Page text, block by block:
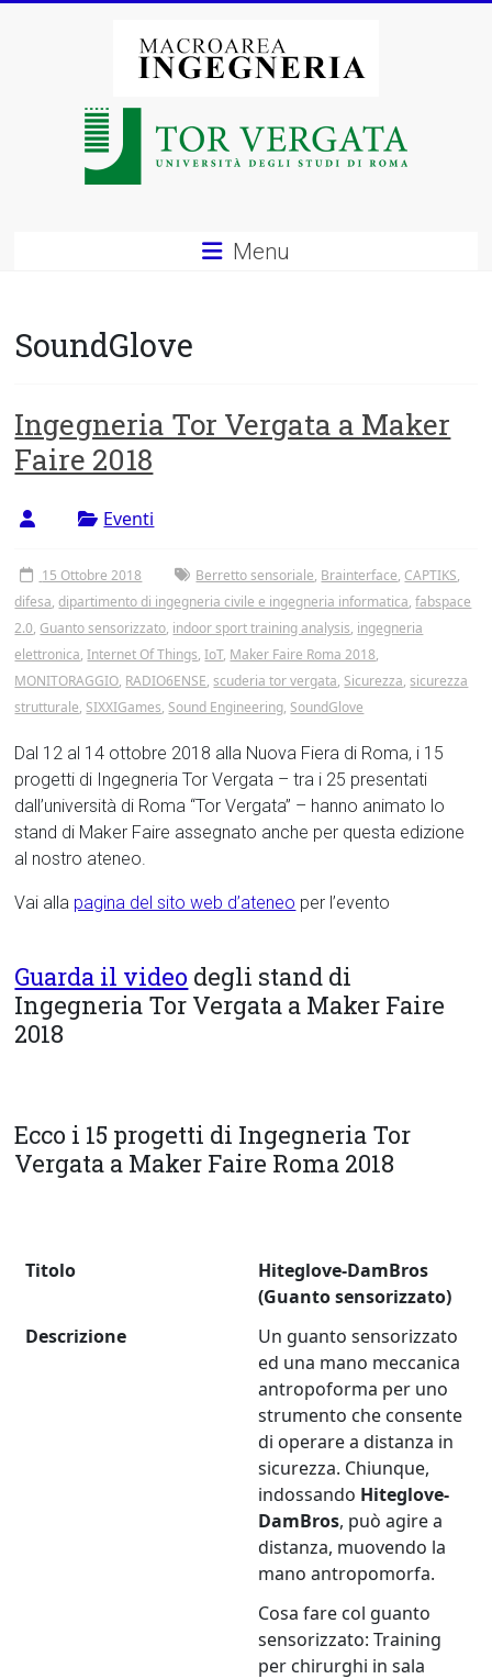
Macroarea
degli
di
Roma
Tor
Vergata
Menu
SoundGlove
Ingegneria Tor Vergata a Maker
Faire 2018
Eventi
15 Ottobre 2018 Berretto sensoriale, Brainterface, CAPTIKS,
difesa,dipartimento di ingegneria civile e ingegneria informatica,fabspace
2.0, Guanto sensorizzato, indoor sport training analysis, ingegneria
elettronica,Internet Of Things,IoT, Maker Faire Roma 2018,
MONITORAGGIO, RADIO6ENSE,scuderia tor vergata, Sicurezza,sicurezza
strutturale, SIXXIGames, Sound Engineering, SoundGlove
Dal 12 al 14 ottobre 2018 alla Nuova Fiera di Roma, i 15
progetti di Ingegneria Tor Vergata – tra i 25 presentati
dall’università di Roma “Tor Vergata” – hanno animato lo
stand di Maker Faire assegnato anche per questa edizione
al nostro ateneo.
Vai alla pagina del sito web d’ateneo per l’evento
Guarda il video degli stand di
Ingegneria Tor Vergata a Maker Faire
2018
Ecco i 15 progetti di Ingegneria Tor
Vergata a Maker Faire Roma 2018
Titolo
Hiteglove-DamBros
(Guanto sensorizzato)
Descrizione
Un guanto sensorizzato
ed una mano meccanica
antropoforma per uno
strumento che consente
di operare a distanza in
sicurezza. Chiunque,
indossando Hiteglove-
DamBros, può agire a
distanza, muovendo la
mano antropomorfa.
Cosa fare col guanto
sensorizzato: Training
per chirurghi in sala